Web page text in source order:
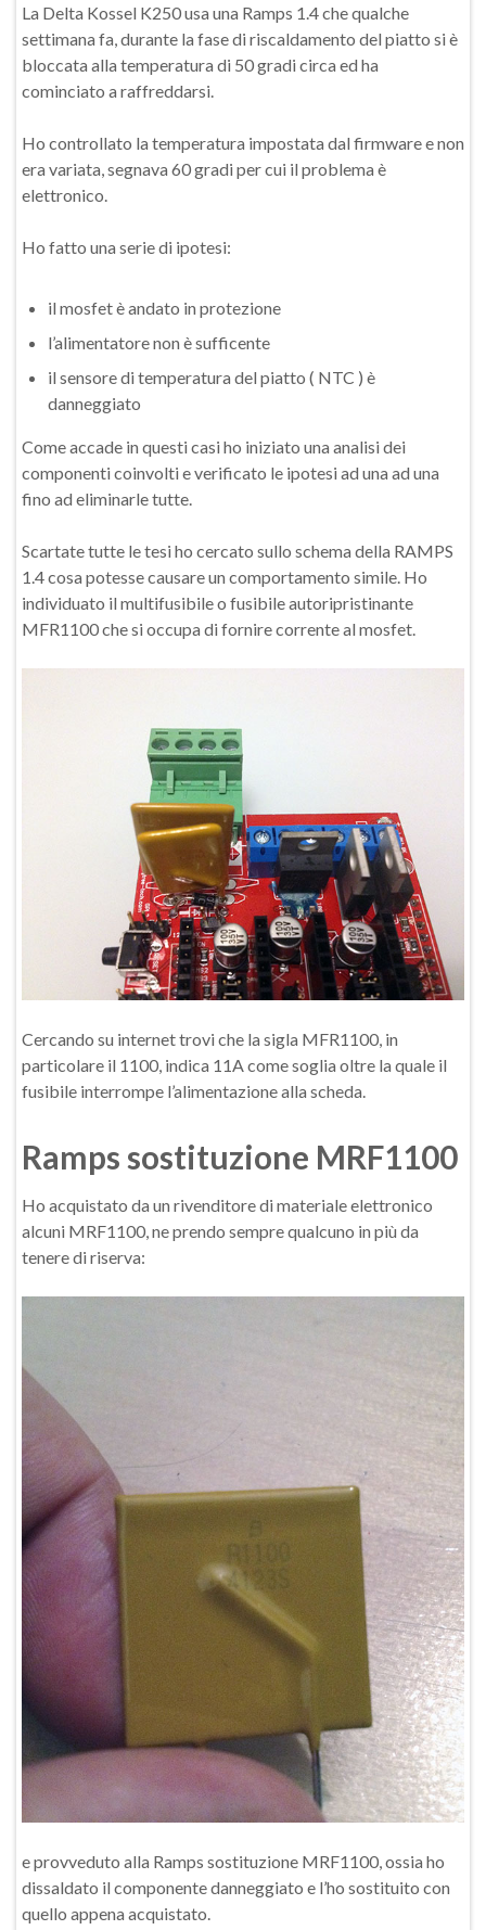
La Delta Kossel K250 usa una Ramps 1.4 che qualche
settimana fa, durante la fase di riscaldamento del piatto si è
bloccata alla temperatura di 50 gradi circa ed ha
cominciato a raffreddarsi.
Ho controllato la temperatura impostata dal firmware e non
era variata, segnava 60 gradi per cui il problema è
elettronico.
Ho fatto una serie di ipotesi:
il mosfet è andato in protezione
l’alimentatore non è sufficente
il sensore di temperatura del piatto ( NTC ) è
danneggiato
Come accade in questi casi ho iniziato una analisi dei
componenti coinvolti e verificato le ipotesi ad una ad una
fino ad eliminarle tutte.
Scartate tutte le tesi ho cercato sullo schema della RAMPS
1.4 cosa potesse causare un comportamento simile. Ho
individuato il multifusibile o fusibile autoripristinante
MFR1100 che si occupa di fornire corrente al mosfet.
Cercando su internet trovi che la sigla MFR1100, in
particolare il 1100, indica 11A come soglia oltre la quale il
fusibile interrompe l’alimentazione alla scheda.
Ramps sostituzione MRF1100
Ho acquistato da un rivenditore di materiale elettronico
alcuni MRF1100, ne prendo sempre qualcuno in più da
tenere di riserva:
e provveduto alla Ramps sostituzione MRF1100, ossia ho
dissaldato il componente danneggiato e l’ho sostituito con
quello appena acquistato.